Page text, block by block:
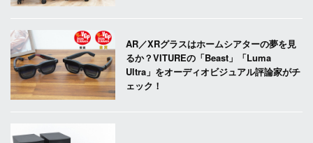
AR／XRグラスはホームシアターの夢を見
るか？VITUREの「Beast」「Luma
Ultra」をオーディオビジュアル評論家がチ
ェック！